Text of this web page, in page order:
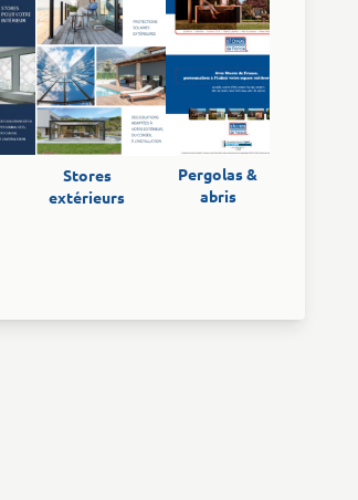
Stores
extérieurs
Pergolas &
abris